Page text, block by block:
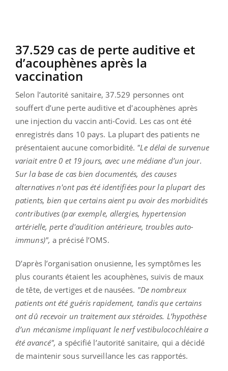
37.529 cas de perte auditive et
d’acouphènes après la
vaccination
Selon l’autorité sanitaire, 37.529 personnes ont
souffert d’une perte auditive et d'acouphènes après
une injection du vaccin anti-Covid. Les cas ont été
enregistrés dans 10 pays. La plupart des patients ne
présentaient aucune comorbidité. "Le délai de survenue
variait entre 0 et 19 jours, avec une médiane d’un jour.
Sur la base de cas bien documentés, des causes
alternatives n'ont pas été identifiées pour la plupart des
patients, bien que certains aient pu avoir des morbidités
contributives (par exemple, allergies, hypertension
artérielle, perte d'audition antérieure, troubles auto-
immuns)", a précisé l’OMS.
D’après l’organisation onusienne, les symptômes les
plus courants étaient les acouphènes, suivis de maux
de tête, de vertiges et de nausées. "De nombreux
patients ont été guéris rapidement, tandis que certains
ont dû recevoir un traitement aux stéroïdes. L’hypothèse
d’un mécanisme impliquant le nerf vestibulocochléaire a
été avancé", a spécifié l’autorité sanitaire, qui a décidé
de maintenir sous surveillance les cas rapportés.